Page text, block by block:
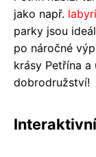
jako např.
parky jsou
po náročné
krásy Petřína
dobrodružství!
Interaktivní